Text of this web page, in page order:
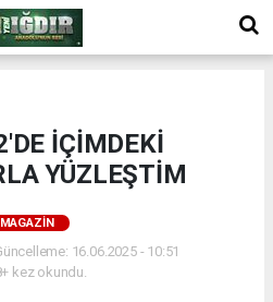
İÇİMDEKİ
YÜZLEŞTİM
MAGAZİN
16.06.2025 - 10:51
kez okundu.